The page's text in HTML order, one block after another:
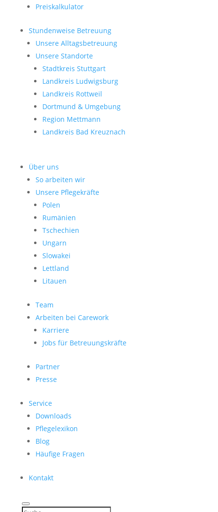
Preiskalkulator
Stundenweise Betreuung
Unsere Alltagsbetreuung
Unsere Standorte
Stadtkreis Stuttgart
Landkreis Ludwigsburg
Landkreis Rottweil
Dortmund & Umgebung
Region Mettmann
Landkreis Bad Kreuznach
Über uns
So arbeiten wir
Unsere Pflegekräfte
Polen
Rumänien
Tschechien
Ungarn
Slowakei
Lettland
Litauen
Team
Arbeiten bei Carework
Karriere
Jobs für Betreuungskräfte
Partner
Presse
Service
Downloads
Pflegelexikon
Blog
Häufige Fragen
Kontakt